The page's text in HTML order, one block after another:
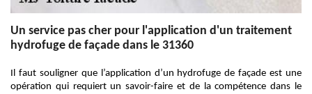
Un service pas cher pour l'application d'un traitement
hydrofuge de façade dans le 31360
Il faut souligner que l’application d’un hydrofuge de façade est une
opération qui requiert un savoir-faire et de la compétence dans le